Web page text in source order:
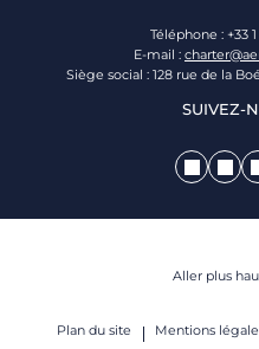
Téléphone : +33
E-mail :
Siège social : 128 rue de la
SUIVEZ-
Plan du site Mentions
Aller plus